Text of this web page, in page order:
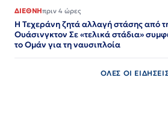
ΔΙΕΘΝΗπριν 4 ώρες
Η Τεχεράνη ζητά αλλαγή στάσης από
Ουάσινγκτον Σε «τελικά στάδια»
το Ομάν για τη ναυσιπλοία
ΟΛΕΣ ΟΙ